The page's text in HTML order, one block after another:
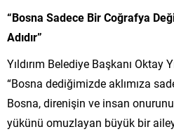
“Bosna Sadece Bir Coğrafya
Adıdır”
Yıldırım Belediye Başkanı Oktay
“Bosna dediğimizde aklımıza
Bosna, direnişin ve insan
yükünü omuzlayan büyük bir